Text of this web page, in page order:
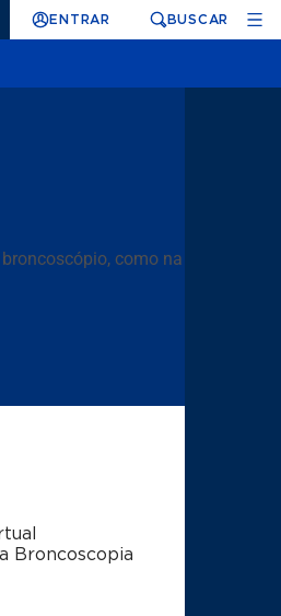
ENTRAR BUSCAR
como na
Broncoscopia